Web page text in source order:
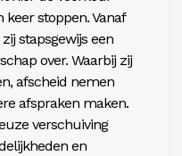
stoppen. Vanaf
stapsgewijs een
over. Waarbij zij
afscheid nemen
afspraken maken.
verschuiving
en